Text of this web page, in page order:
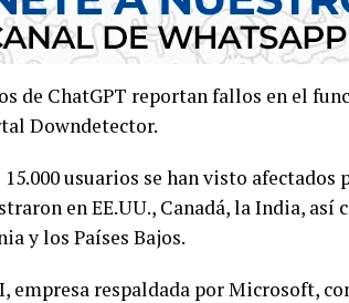
de ChatGPT reportan fallos en el
Downdetector.
15.000 usuarios se han visto
en EE.UU., Canadá, la India, así
y los Países Bajos.
empresa respaldada por Microsoft,